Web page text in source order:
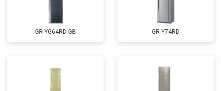
GR-YG64RD GB GR-Y74RD